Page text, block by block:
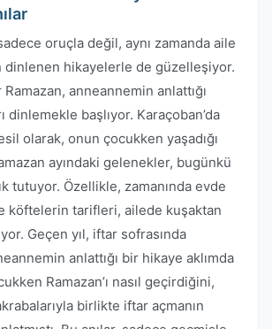
oruçla değil, aynı zamanda aile
dinlenen hikayelerle de güzelleşiyor.
anneannemin anlattığı
dinlemekle başlıyor. Karaçoban’da
olarak, onun çocukken yaşadığı
ayındaki gelenekler, bugünkü
tutuyor. Özellikle, zamanında evde
köftelerin tarifleri, ailede kuşaktan
Geçen yıl, iftar sofrasında
anlattığı bir hikaye aklımda
Ramazan’ı nasıl geçirdiğini,
birlikte iftar açmanın